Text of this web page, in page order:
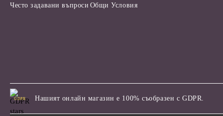
Често задавани въпроси Общи Условия
GDPR Нашият онлайн магазин е 100% съобразен с GDPR.